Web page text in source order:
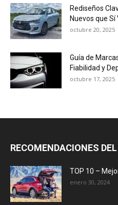
Rediseños
Nuevos que Sí
octubre 20, 2025
Guía de
Fiabilidad y
octubre 17, 2025
RECOMENDACIONES
TOP 10 –
enero 30, 2024